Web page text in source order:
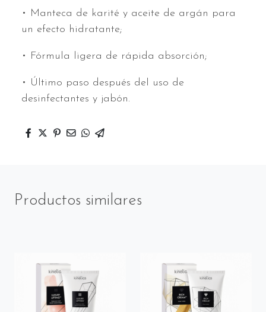
• Manteca de karité y aceite de argán para
un efecto hidratante;
• Fórmula ligera de rápida absorción;
• Último paso después del uso de
desinfectantes y jabón.
Productos similares